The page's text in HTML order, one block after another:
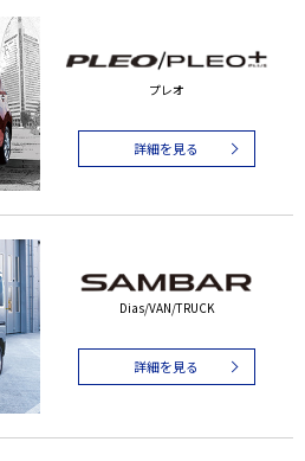
プレオ
詳細を見る
Dias/VAN/TRUCK
詳細を見る